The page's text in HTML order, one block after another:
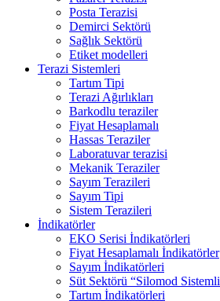
Posta Terazisi
Demirci Sektörü
Sağlık Sektörü
Etiket modelleri
Terazi Sistemleri
Tartım Tipi
Terazi Ağırlıkları
Barkodlu teraziler
Fiyat Hesaplamalı
Hassas Teraziler
Laboratuvar terazisi
Mekanik Teraziler
Sayım Terazileri
Sayım Tipi
Sistem Terazileri
İndikatörler
EKO Serisi İndikatörleri
Fiyat Hesaplamalı İndikatörler
Sayım İndikatörleri
Süt Sektörü “Silomod
Tartım İndikatörleri